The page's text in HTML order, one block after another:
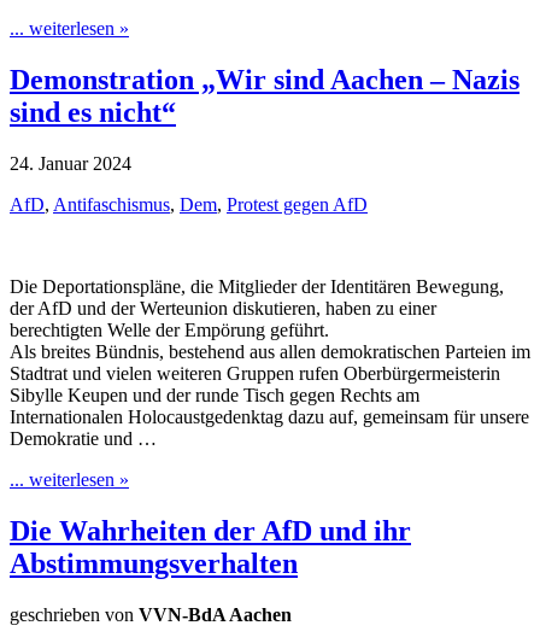
... weiterlesen »
Demonstration „Wir sind Aachen – Nazis
sind es nicht“
24. Januar 2024
AfD, Antifaschismus, Dem, Protest gegen AfD
Die Deportationspläne, die Mitglieder der Identitären Bewegung,
der AfD und der Werteunion diskutieren, haben zu einer
berechtigten Welle der Empörung geführt.
Als breites Bündnis, bestehend aus allen demokratischen Parteien im
Stadtrat und vielen weiteren Gruppen rufen Oberbürgermeisterin
Sibylle Keupen und der runde Tisch gegen Rechts am
Internationalen Holocaustgedenktag dazu auf, gemeinsam für unsere
Demokratie und …
... weiterlesen »
Die Wahrheiten der AfD und ihr
Abstimmungsverhalten
geschrieben von VVN-BdA Aachen